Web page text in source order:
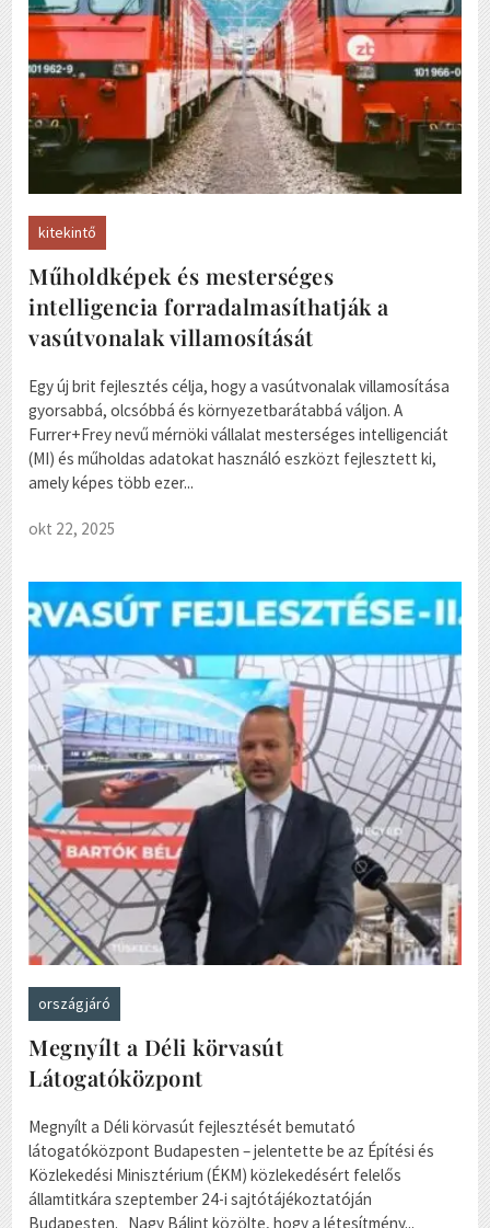
kitekintő
Műholdképek és mesterséges
intelligencia forradalmasíthatják a
vasútvonalak villamosítását
Egy új brit fejlesztés célja, hogy a vasútvonalak villamosítása
gyorsabbá, olcsóbbá és környezetbarátabbá váljon. A
Furrer+Frey nevű mérnöki vállalat mesterséges intelligenciát
(MI) és műholdas adatokat használó eszközt fejlesztett ki,
amely képes több ezer...
okt 22, 2025
országjáró
Megnyílt a Déli körvasút
Látogatóközpont
Megnyílt a Déli körvasút fejlesztését bemutató
látogatóközpont Budapesten – jelentette be az Építési és
Közlekedési Minisztérium (ÉKM) közlekedésért felelős
államtitkára szeptember 24-i sajtótájékoztatóján
Budapesten. Nagy Bálint közölte, hogy a létesítmény...